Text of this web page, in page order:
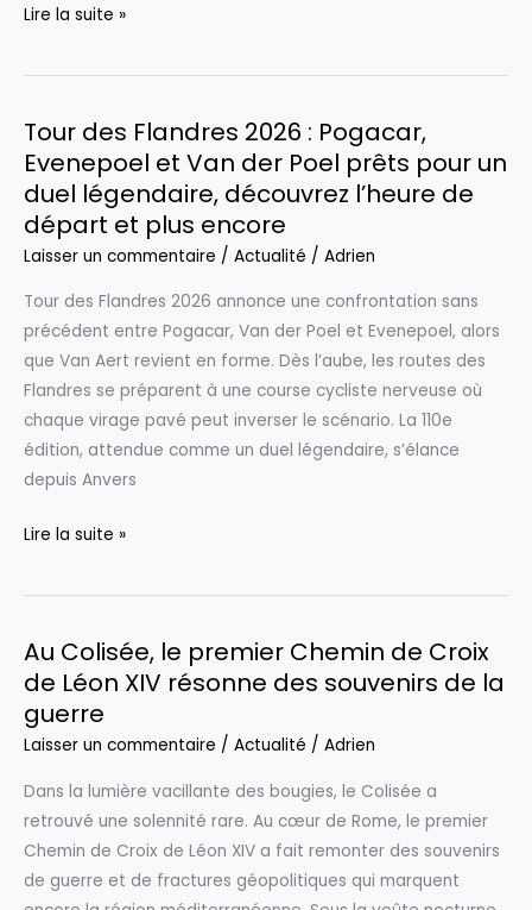
Analyse
de
Michel
Aphatie
:
«
Le
amorcé
fin
février
s’apparente
à
un…
»
Lire la suite »
Tour des Flandres 2026 : Pogacar,
Evenepoel et Van der Poel prêts pour un
duel légendaire, découvrez l’heure de
départ et plus encore
Laisser un commentaire / Actualité / Adrien
Tour des Flandres 2026 annonce une confrontation sans
précédent entre Pogacar, Van der Poel et Evenepoel, alors
que Van Aert revient en forme. Dès l’aube, les routes des
Flandres se préparent à une course cycliste nerveuse où
chaque virage pavé peut inverser le scénario. La 110e
édition, attendue comme un duel légendaire, s’élance
depuis Anvers
Tour
Flandres
:
Pogacar,
Evenepoel
et
der
Poel
prêts
pour
Lire la suite »
Au Colisée, le premier Chemin de Croix
de Léon XIV résonne des souvenirs de la
guerre
Laisser un commentaire / Actualité / Adrien
Dans la lumière vacillante des bougies, le Colisée a
retrouvé une solennité rare. Au cœur de Rome, le premier
Chemin de Croix de Léon XIV a fait remonter des souvenirs
de guerre et de fractures géopolitiques qui marquent